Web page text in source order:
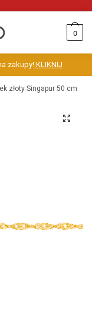
0
zakupy!KLIKNIJ
złoty Singapur 50 cm